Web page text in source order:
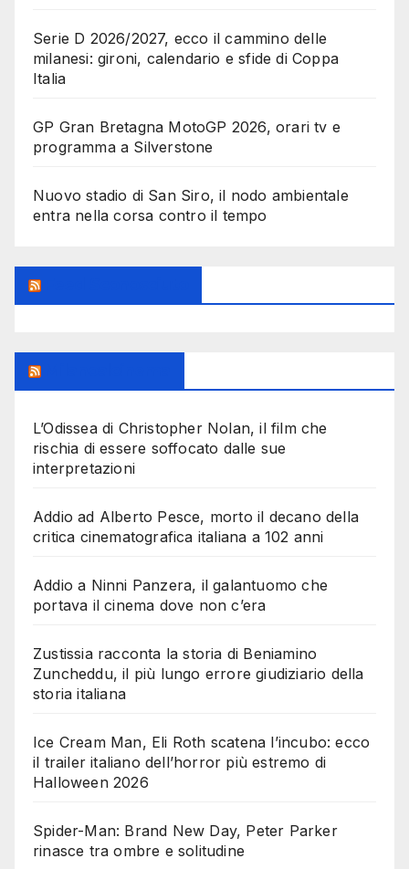
Serie D 2026/2027, ecco il cammino delle
milanesi: gironi, calendario e sfide di Coppa
Italia
GP Gran Bretagna MotoGP 2026, orari tv e
programma a Silverstone
Nuovo stadio di San Siro, il nodo ambientale
entra nella corsa contro il tempo
L’Odissea di Christopher Nolan, il film che
rischia di essere soffocato dalle sue
interpretazioni
Addio ad Alberto Pesce, morto il decano della
critica cinematografica italiana a 102 anni
Addio a Ninni Panzera, il galantuomo che
portava il cinema dove non c’era
Zustissia racconta la storia di Beniamino
Zuncheddu, il più lungo errore giudiziario della
storia italiana
Ice Cream Man, Eli Roth scatena l’incubo: ecco
il trailer italiano dell’horror più estremo di
Halloween 2026
Spider-Man: Brand New Day, Peter Parker
rinasce tra ombre e solitudine